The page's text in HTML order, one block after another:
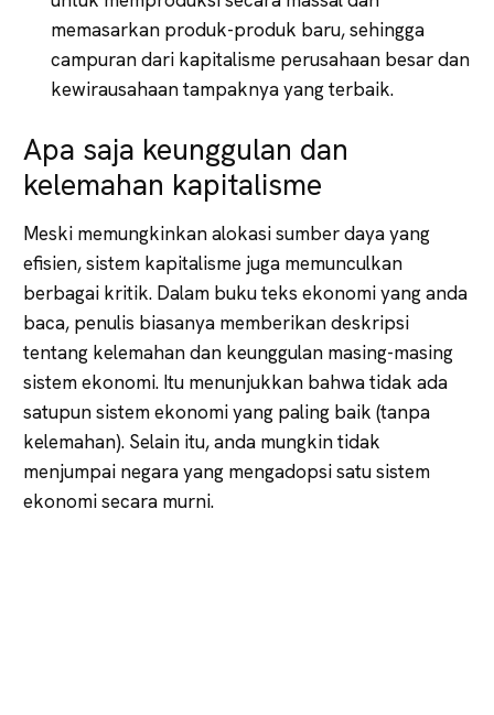
memasarkan produk-produk baru, sehingga
campuran dari kapitalisme perusahaan besar dan
kewirausahaan tampaknya yang terbaik.
Apa saja keunggulan dan
kelemahan kapitalisme
Meski memungkinkan alokasi sumber daya yang
efisien, sistem kapitalisme juga memunculkan
berbagai kritik. Dalam buku teks ekonomi yang anda
baca, penulis biasanya memberikan deskripsi
tentang kelemahan dan keunggulan masing-masing
sistem ekonomi. Itu menunjukkan bahwa tidak ada
satupun sistem ekonomi yang paling baik (tanpa
kelemahan). Selain itu, anda mungkin tidak
menjumpai negara yang mengadopsi satu sistem
ekonomi secara murni.